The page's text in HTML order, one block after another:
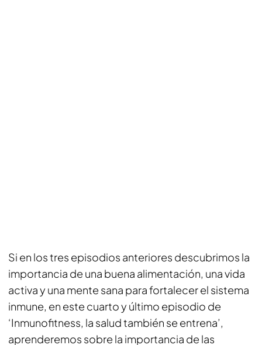
Si en los tres episodios anteriores descubrimos la
importancia de una buena alimentación, una vida
activa y una mente sana para fortalecer el sistema
inmune, en este cuarto y último episodio de
‘Inmunofitness, la salud también se entrena’,
aprenderemos sobre la importancia de las